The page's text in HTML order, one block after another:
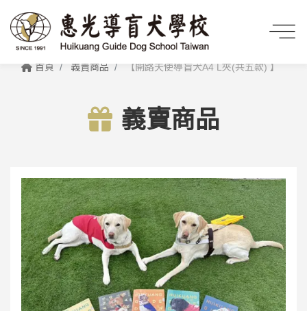
首頁 義賣商品 【開路天使導盲犬A4 L夾(共五款) 】
義賣商品